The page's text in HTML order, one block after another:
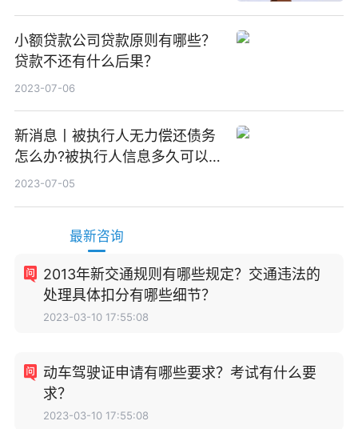
小额贷款公司贷款原则有哪些？
贷款不还有什么后果？
2023-07-06
新消息丨被执行人无力偿还债务
怎么办?被执行人信息多久可以
消除?
2023-07-05
最新咨询
2013年新交通规则有哪些规定？交通违法的
处理具体扣分有哪些细节？
2023-03-10 17:55:08
动车驾驶证申请有哪些要求？考试有什么要
求？
2023-03-10 17:55:08